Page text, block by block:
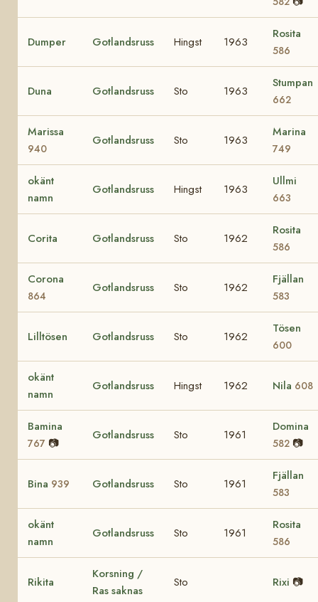
Dumper Gotlandsruss Hingst 1963
Rosita
586
Duna Gotlandsruss Sto 1963
Stumpan
662
Marissa
940
Gotlandsruss Sto 1963
Marina
749
okänt
namn
Gotlandsruss Hingst 1963
Ullmi
663
Corita Gotlandsruss Sto 1962
Rosita
586
Corona
864
Gotlandsruss Sto 1962
Fjällan
583
Lilltösen Gotlandsruss Sto 1962
Tösen
600
okänt
namn
Gotlandsruss Hingst 1962 Nila 608
Bamina
767 📷
Gotlandsruss Sto 1961
Domina
582 📷
Bina 939 Gotlandsruss Sto 1961
Fjällan
583
okänt
namn
Gotlandsruss Sto 1961
Rosita
586
Rikita
Korsning /
Ras saknas
Sto Rixi 📷